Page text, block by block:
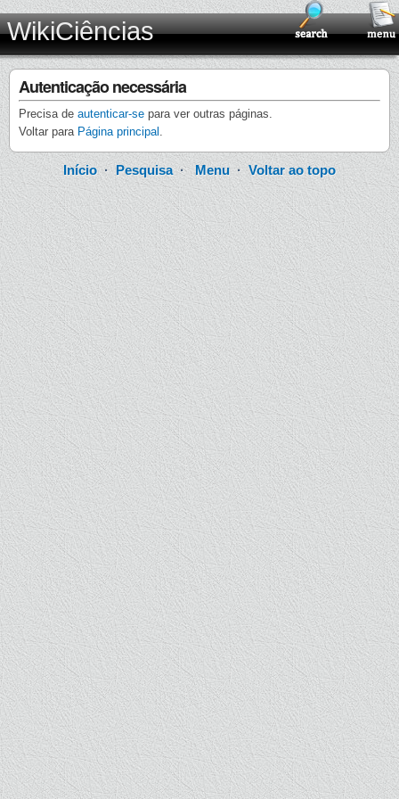
WikiCiências
Autenticação necessária
Precisa de autenticar-se para ver outras páginas.
Voltar para Página principal .
Início · Pesquisa·Menu ·Voltar ao topo